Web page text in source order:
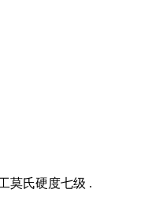
莫氏硬度七级 .